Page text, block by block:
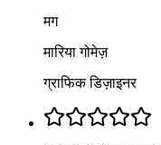
मग
मारिया गोमेज़
ग्राफिक डिज़ाइनर